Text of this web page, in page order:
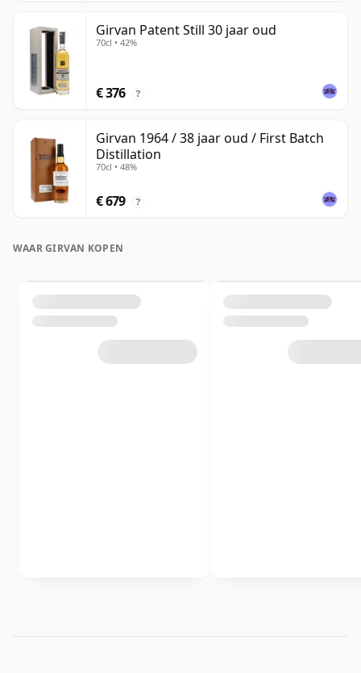
Girvan Patent Still 30 jaar oud
70cl • 42%
€ 376 ?
Girvan 1964 / 38 jaar oud / First Batch
Distillation
70cl • 48%
€ 679 ?
WAAR GIRVAN KOPEN